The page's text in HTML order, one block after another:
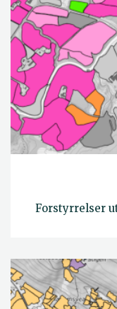
Forstyrrelser